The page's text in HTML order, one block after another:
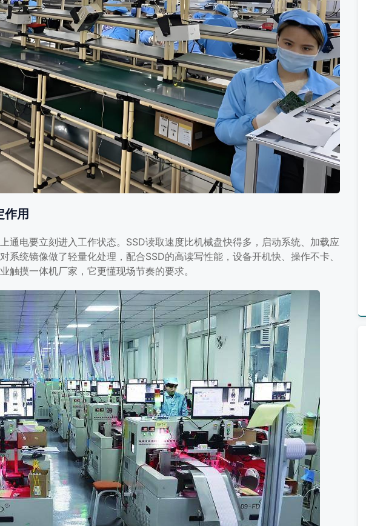
作用
通电要立刻进入工作状态。SSD读取速度比机械盘快得多，启动系统、加载应
系统镜像做了轻量化处理，配合SSD的高读写性能，设备开机快、操作不卡、
触摸一体机厂家，它更懂现场节奏的要求。